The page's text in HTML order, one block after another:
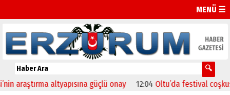
MENÜ ☰
altyapısına güçlü onay 12:04 Oltu’da festival coşkusu